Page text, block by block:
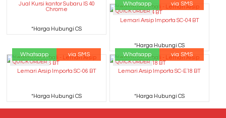
Jual Kursi kantor Subaru IS 40
Chrome
*Harga Hubungi CS
QUICK ORDER
Whatsapp via SMS
Lemari Arsip Importa SC-04 BT
*Harga Hubungi CS
QUICK ORDER
Whatsapp via SMS
Lemari Arsip Importa SC-06 BT
*Harga Hubungi CS
QUICK ORDER
Whatsapp via SMS
Lemari Arsip Importa SC-E18 BT
*Harga Hubungi CS